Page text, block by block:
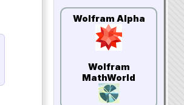
Wolfram Alpha
Wolfram
MathWorld